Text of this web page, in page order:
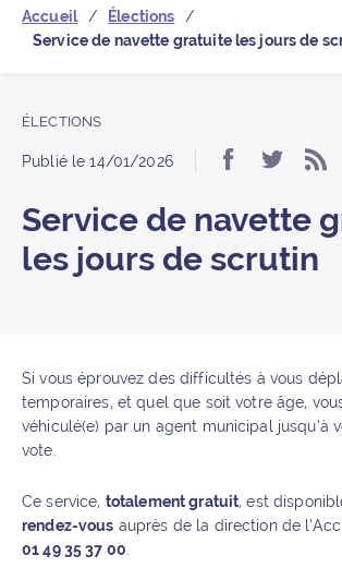
Accueil
Élections
Service de navette gratuite les jours de
ÉLECTIONS
Publié le14/01/2026
Service de navette
les jours de scrutin
Si vous éprouvez des difficultés à vous
temporaires, et quel que soit votre âge,
véhiculé(e) par un agent municipal jusqu’à
vote.
Ce service, totalement gratuit, est
rendez-vous auprès de la direction de
01 49 35 37 00